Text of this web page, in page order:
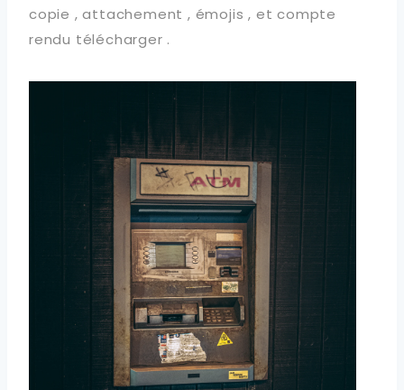
copie , attachement , émojis , et compte
rendu télécharger .